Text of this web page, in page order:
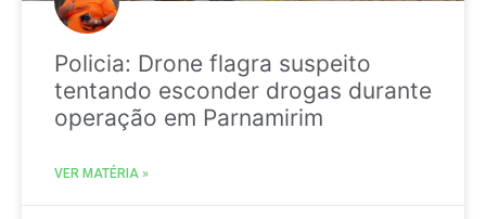
Policia: Drone flagra suspeito
tentando esconder drogas durante
operação em Parnamirim
VER MATÉRIA »